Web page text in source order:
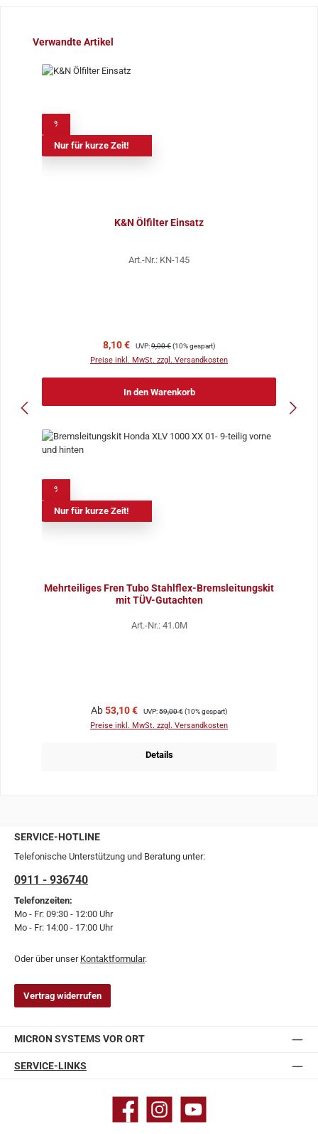
Produktgalerie überspringen
Verwandte Artikel
Nur für kurze Zeit!
K&N Ölfilter Einsatz
Art.-Nr.: KN-145
Verkaufspreis:
8,10 € Regulärer Preis:
UVP:9,00 €(10% gespart)
Preise inkl. MwSt. zzgl. Versandkosten
In den Warenkorb
Nur für kurze Zeit!
Mehrteiliges Fren Tubo Stahlflex-Bremsleitungskit
mit TÜV-Gutachten
Art.-Nr.: 41.0M
Verkaufspreis:
Ab53,10 € Regulärer Preis:
UVP:59,00 €(10% gespart)
Preise inkl. MwSt. zzgl. Versandkosten
Details
SERVICE-HOTLINE
Telefonische Unterstützung und Beratung unter:
0911 - 936740
Telefonzeiten:
Mo - Fr: 09:30 - 12:00 Uhr
Mo - Fr: 14:00 - 17:00 Uhr
Oder über unser Kontaktformular.
Vertrag widerrufen
MICRON SYSTEMS VOR ORT
SERVICE-LINKS
Facebook Instagram YouTube